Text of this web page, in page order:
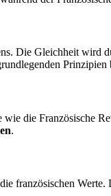
Die Gleichheit wird
die Französische
.
französischen